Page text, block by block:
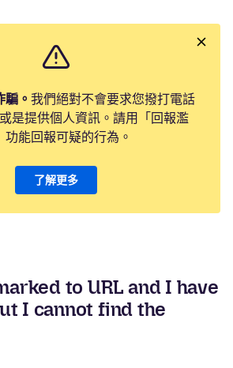
騙。 我們絕對不會要求您撥打電話
是提供個人資訊。請用「回報濫
功能回報可疑的行為。
了解更多
to URL and I have
I cannot find the